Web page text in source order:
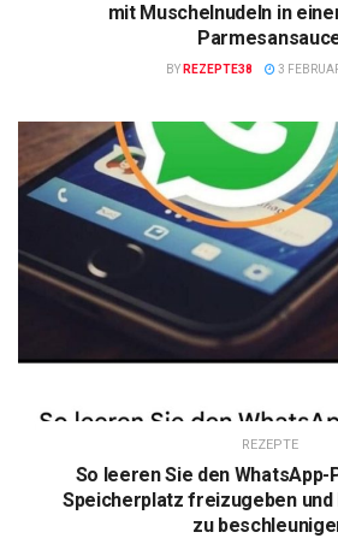
mit Muschelnudeln in
BY REZEPTE38 3
REZEPTE
So leeren Sie den
Speicherplatz freizugeben
zu